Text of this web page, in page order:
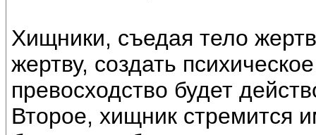
Хищники, съедая тело
жертву, создать
превосходство будет
Второе, хищник стремится